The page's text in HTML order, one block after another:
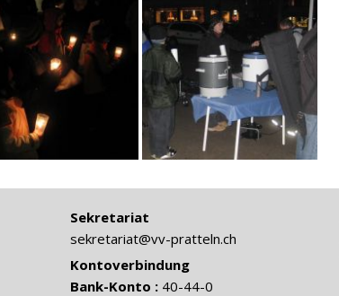
Sekretariat
sekretariat@vv-pratteln.ch
Kontoverbindung
Bank-Konto : 40-44-0